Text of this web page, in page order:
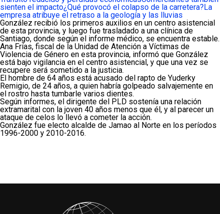
sienten el impacto¿Qué provocó el colapso de la carretera?La
empresa atribuye el retraso a la geología y las lluvias
González recibió los primeros auxilios en un centro asistencial
de esta provincia, y luego fue trasladado a una clínica de
Santiago, donde según el informe médico, se encuentra estable.
Ana Frías, fiscal de la Unidad de Atención a Víctimas de
Violencia de Género en esta provincia, informó que González
está bajo vigilancia en el centro asistencial, y que una vez se
recupere será sometido a la justicia.
El hombre de 64 años está acusado del rapto de Yuderky
Remigio, de 24 años, a quien habría golpeado salvajemente en
el rostro hasta tumbarle varios dientes.
Según informes, el dirigente del PLD sostenía una relación
extramarital con la joven 40 años menos que él, y al parecer un
ataque de celos lo llevó a cometer la acción.
González fue electo alcalde de Jamao al Norte en los períodos
1996-2000 y 2010-2016.